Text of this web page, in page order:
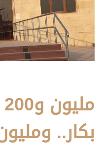
بكار..